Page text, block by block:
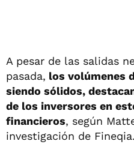
A pesar de las salidas
pasada, los volúmenes
siendo sólidos,
de los inversores en
financieros, según
investigación de Fineqia.